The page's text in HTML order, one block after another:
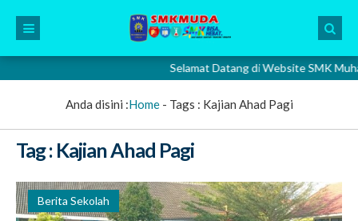
Selamat Datang di Website SMK
Anda disini :Home- Tags : Kajian Ahad Pagi
Tag : Kajian Ahad Pagi
Berita Sekolah